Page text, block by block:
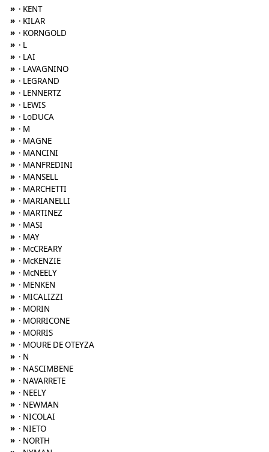
» · KENT
» · KILAR
» · KORNGOLD
» · L
» · LAI
» · LAVAGNINO
» · LEGRAND
» · LENNERTZ
» · LEWIS
» · LoDUCA
» · M
» · MAGNE
» · MANCINI
» · MANFREDINI
» · MANSELL
» · MARCHETTI
» · MARIANELLI
» · MARTINEZ
» · MASI
» · MAY
» · McCREARY
» · McKENZIE
» · McNEELY
» · MENKEN
» · MICALIZZI
» · MORIN
» · MORRICONE
» · MORRIS
» · MOURE DE OTEYZA
» · N
» · NASCIMBENE
» · NAVARRETE
» · NEELY
» · NEWMAN
» · NICOLAI
» · NIETO
» · NORTH